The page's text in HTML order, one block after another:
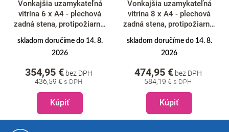
Vonkajšia uzamykateľná
vitrína 6 x A4 - plechová
zadná stena, protipožiarna,
skladom doručíme do 14. 8.
2026
436,59 €
354,95 €bez DPH
Kúpiť
Vonkajšia uzamykateľná
vitrína 8 x A4 - plechová
zadná stena, protipožiarna,
skladom doručíme do 14. 8.
2026
584,19 €
474,95 €bez DPH
Kúpiť